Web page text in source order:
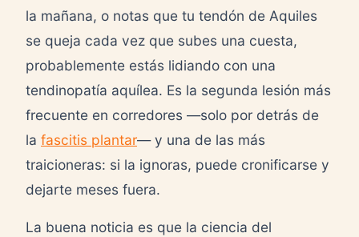
la mañana, o notas que tu tendón de Aquiles
se queja cada vez que subes una cuesta,
probablemente estás lidiando con una
tendinopatía aquílea. Es la segunda lesión más
frecuente en corredores —solo por detrás de
la fascitis plantar— y una de las más
traicioneras: si la ignoras, puede cronificarse y
dejarte meses fuera.
La buena noticia es que la ciencia del